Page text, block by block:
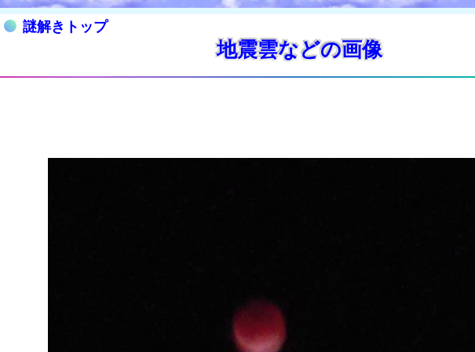
謎解きトップ
地震雲などの画像